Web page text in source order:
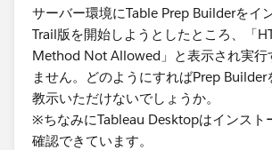
サーバー環境にTable Prep Builderをイ
Trail版を開始しようとしたところ、「
Method Not Allowed」と表示され実行
ません。どのようにすればPrep
教示いただけないでしょうか。
※ちなみにTableau Desktopはインスト
確認できています。